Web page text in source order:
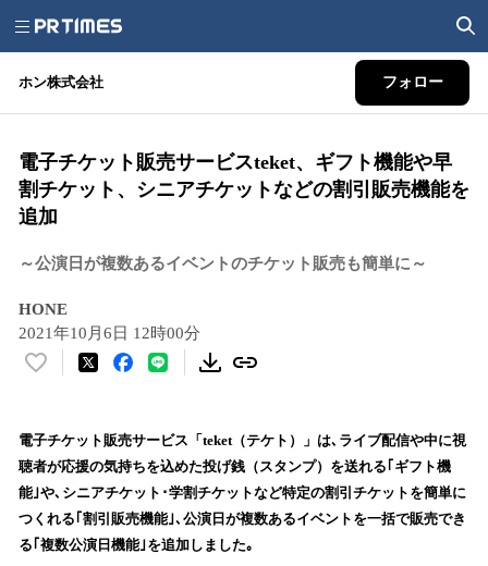
ホン株式会社 フォロー
電子チケット販売サービスteket、ギフト機能や早
割チケット、シニアチケットなどの割引販売機能を
追加
～公演日が複数あるイベントのチケット販売も簡単に～
HONE
2021年10月6日 12時00分
い
！
数
を
読
み
込
電子チケット販売サービス「teket（テケト）」は､ライブ配信や中に視
聴者が応援の気持ちを込めた投げ銭（スタンプ）を送れる｢ギフト機
能｣や､シニアチケット･学割チケットなど特定の割引チケットを簡単に
つくれる｢割引販売機能｣､公演日が複数あるイベントを一括で販売でき
る｢複数公演日機能｣を追加しました｡